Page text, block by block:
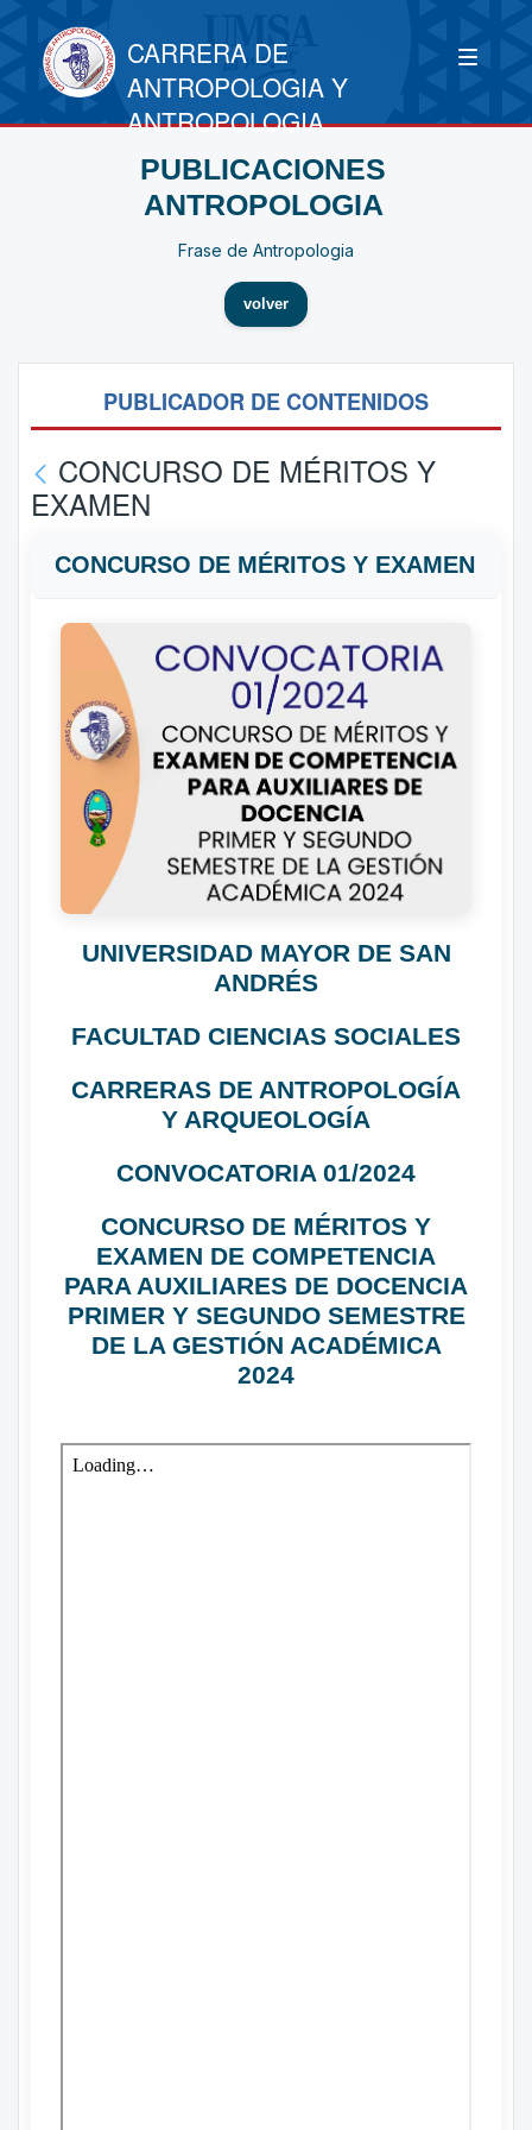
CARRERA DE
ANTROPOLOGIA Y
ANTROPOLOGIA
PUBLICACIONES
ANTROPOLOGIA
Frase de Antropologia
volver
PUBLICADOR DE CONTENIDOS
CONCURSO DE MÉRITOS Y
EXAMEN
CONCURSO DE MÉRITOS Y EXAMEN
UNIVERSIDAD MAYOR DE SAN
ANDRÉS
FACULTAD CIENCIAS SOCIALES
CARRERAS DE ANTROPOLOGÍA
Y ARQUEOLOGÍA
CONVOCATORIA 01/2024
CONCURSO DE MÉRITOS Y
EXAMEN DE COMPETENCIA
PARA AUXILIARES DE DOCENCIA
PRIMER Y SEGUNDO SEMESTRE
DE LA GESTIÓN ACADÉMICA
2024